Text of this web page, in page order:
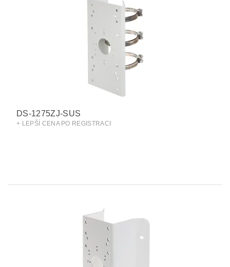
DS-1275ZJ-SUS
+ LEPŠÍ CENA PO REGISTRACI